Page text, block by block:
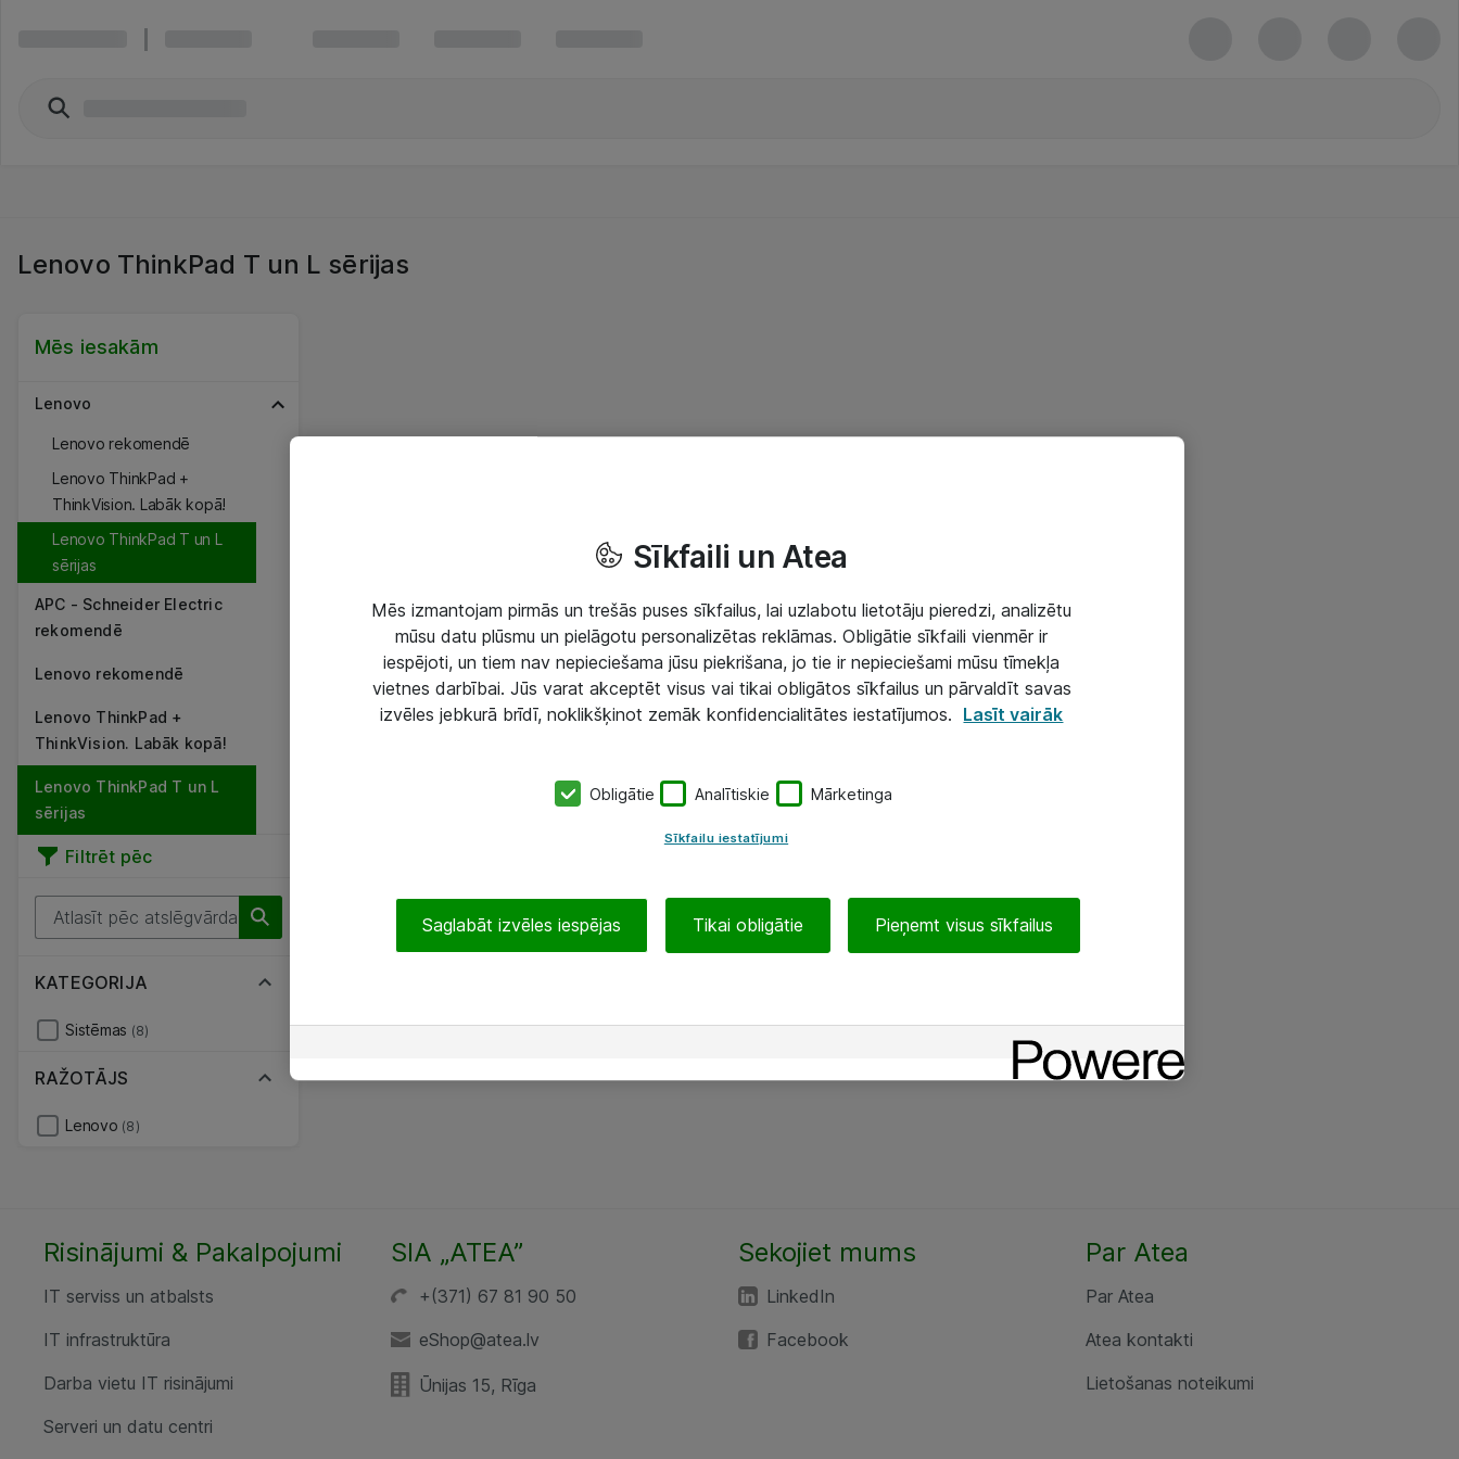
Lenovo ThinkPad T un L sērijas
Mēs iesakām
Lenovo
Lenovo rekomendē
Lenovo ThinkPad +
ThinkVision. Labāk kopā!
Lenovo ThinkPad T un L
sērijas
APC - Schneider Electric
rekomendē
Lenovo rekomendē
Lenovo ThinkPad +
ThinkVision. Labāk kopā!
Lenovo ThinkPad T un L
sērijas
Filtrēt pēc
KATEGORIJA
Sistēmas (8)
RAŽOTĀJS
Lenovo (8)
Risinājumi & Pakalpojumi
IT serviss un atbalsts
IT infrastruktūra
Darba vietu IT risinājumi
Serveri un datu centri
SIA „ATEA”
+(371) 67 81 90 50
eShop@atea.lv
Ūnijas 15, Rīga
Sekojiet mums
LinkedIn
Facebook
Par Atea
Par Atea
Atea kontakti
Lietošanas noteikumi
Sīkfaili un Atea
Mēs izmantojam pirmās un trešās puses sīkfailus, lai uzlabotu lietotāju pieredzi, analizētu
mūsu datu plūsmu un pielāgotu personalizētas reklāmas. Obligātie sīkfaili vienmēr ir
iespējoti, un tiem nav nepieciešama jūsu piekrišana, jo tie ir nepieciešami mūsu tīmekļa
vietnes darbībai. Jūs varat akceptēt visus vai tikai obligātos sīkfailus un pārvaldīt savas
izvēles jebkurā brīdī, noklikšķinot zemāk konfidencialitātes iestatījumos. Lasīt vairāk
Obligātie Analītiskie Mārketinga
Sīkfailu iestatījumi
Saglabāt izvēles iespējas Tikai obligātie Pieņemt visus sīkfailus